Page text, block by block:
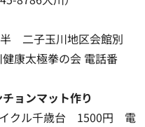
二子玉川地区会館別
康太極拳の会 電話番
ョンマット作り
クル千歳台 1500円 電